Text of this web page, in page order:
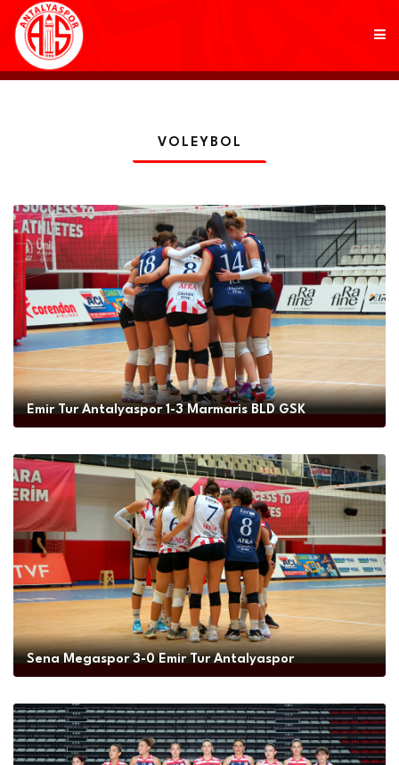
AKADEMİ
MARKALAR
TARAFTAR
BRANŞLAR
HABERLER
VOLEYBOL
Emir Tur Antalyaspor 1-3 Marmaris BLD GSK
Sena Megaspor 3-0 Emir Tur Antalyaspor